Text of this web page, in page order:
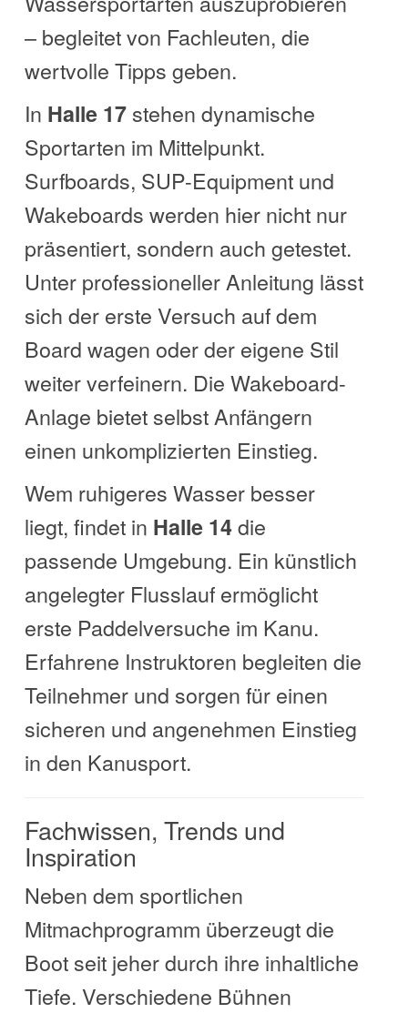
– begleitet von Fachleuten, die
wertvolle Tipps geben.
In Halle 17stehen dynamische
Sportarten im Mittelpunkt.
Surfboards, SUP-Equipment und
Wakeboards werden hier nicht nur
präsentiert, sondern auch getestet.
Unter professioneller Anleitung lässt
sich der erste Versuch auf dem
Board wagen oder der eigene Stil
weiter verfeinern. Die Wakeboard-
Anlage bietet selbst Anfängern
einen unkomplizierten Einstieg.
Wem ruhigeres Wasser besser
liegt, findet in Halle 14die
passende Umgebung. Ein künstlich
angelegter Flusslauf ermöglicht
erste Paddelversuche im Kanu.
Erfahrene Instruktoren begleiten die
Teilnehmer und sorgen für einen
sicheren und angenehmen Einstieg
in den Kanusport.
Fachwissen, Trends und
Inspiration
Neben dem sportlichen
Mitmachprogramm überzeugt die
Boot seit jeher durch ihre inhaltliche
Tiefe. Verschiedene Bühnen